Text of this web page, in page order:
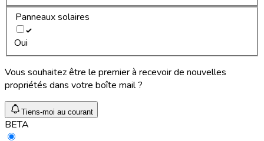
Panneaux solaires
Oui
Vous souhaitez être le premier à recevoir de nouvelles
propriétés dans votre boîte mail ?
Tiens-moi au courant
BETA